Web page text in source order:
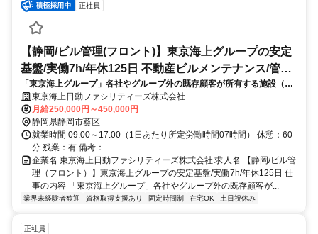
正社員
【静岡/ビル管理(フロント)】東京海上グループの安定
基盤/実働7h/年休125日 不動産ビルメンテナンス/管理
員
「東京海上グループ」各社やグループ外の既存顧客が所有する施設（主
にオフィスビル）のビル管理/フロント業務を担当頂きます。※現場での
実際のメンテナンスや修繕などは行いません。窓口的な業務が中心で
す。
東京海上日動ファシリティーズ株式会社
月給250,000円～450,000円
静岡県静岡市葵区
就業時間 09:00～17:00（1日あたり所定労働時間07時間） 休憩：60
分 残業：有 備考：
企業名 東京海上日動ファシリティーズ株式会社 求人名 【静岡/ビル管
理（フロント）】東京海上グループの安定基盤/実働7h/年休125日 仕
事の内容 「東京海上グループ」各社やグループ外の既存顧客が...
業界未経験者歓迎 資格取得支援あり 固定時間制 在宅OK 土日祝休み
正社員